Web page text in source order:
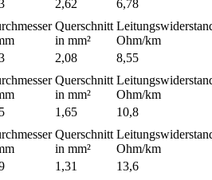
2,62 6,78
Querschnitt
in mm²
Ohm/km
2,08 8,55
Querschnitt
in mm²
Ohm/km
1,65 10,8
Querschnitt
in mm²
Ohm/km
1,31 13,6